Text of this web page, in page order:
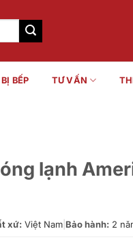
BẾP TƯ VẤN
lạnh
xứ: Việt Nam Bảo hành: 2